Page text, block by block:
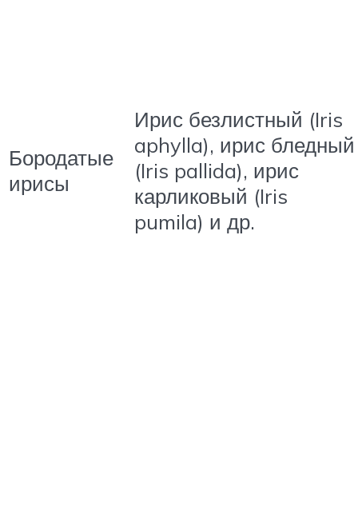
Бородатые
ирисы
Ирис безлистный (Iris
aphylla), ирис бледный
(Iris pallida), ирис
карликовый (Iris
pumila) и др.